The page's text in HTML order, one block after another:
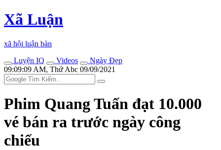
Xã Luận
xã hội luận bàn
Luyện IQ
Videos
Ngày Đẹp
09:09:09 AM, Thứ Abc 09/09/2021
Phim Quang Tuấn đạt 10.000
vé bán ra trước ngày công
chiếu